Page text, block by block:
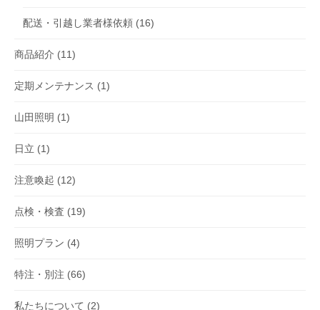
配送・引越し業者様依頼 (16)
商品紹介 (11)
定期メンテナンス (1)
山田照明 (1)
日立 (1)
注意喚起 (12)
点検・検査 (19)
照明プラン (4)
特注・別注 (66)
私たちについて (2)